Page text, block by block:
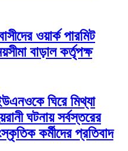
ওয়ার্ক পারমিট
বাড়াল কর্তৃপক্ষ
ঘিরে মিথ্যা
ঘটনায় সর্বস্তরের
কর্মীদের প্রতিবাদ